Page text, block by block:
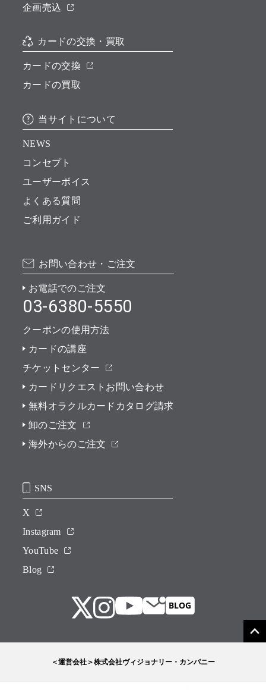
企画売込
カードの交換・買取
カードの交換
カードの買取
当サイトについて
NEWS
コンセプト
ユーザーボイス
よくある質問
ご利用ガイド
お問い合わせ・ご注文
お電話でのご注文
03-6380-5550
クーポンの使用方法
カードの講座
チケットセンター
カードリクエストお問い合わせ
無料オラクルカードカタログ請求
卸のご注文
海外からのご注文
SNS
X
Instagram
YouTube
Blog
＜運営会社＞株式会社ヴィジョナリー・カンパニー